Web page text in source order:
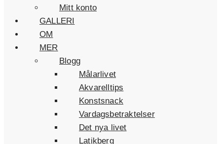
Mitt konto
GALLERI
OM
MER
Blogg
Målarlivet
Akvarelltips
Konstsnack
Vardagsbetraktelser
Det nya livet
Latikberg